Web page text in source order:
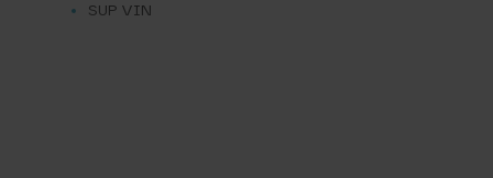
SUP VIN